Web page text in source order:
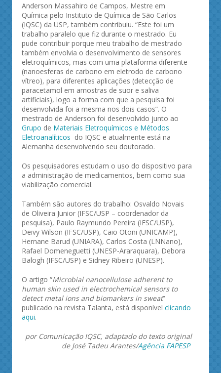
Anderson Massahiro de Campos, Mestre em
Química pelo Instituto de Química de São Carlos
(IQSC) da USP, também contribuiu. “Este foi um
trabalho paralelo que fiz durante o mestrado. Eu
pude contribuir porque meu trabalho de mestrado
também envolvia o desenvolvimento de sensores
eletroquímicos, mas com uma plataforma diferente
(nanoesferas de carbono em eletrodo de carbono
vítreo), para diferentes aplicações (detecção de
paracetamol em amostras de suor e saliva
artificiais), logo a forma com que a pesquisa foi
desenvolvida foi a mesma nos dois casos”. O
mestrado de Anderson foi desenvolvido junto ao
Grupo de Materiais Eletroquímicos e Métodos
Eletroanalíticos do IQSC e atualmente está na
Alemanha desenvolvendo seu doutorado.
Os pesquisadores estudam o uso do dispositivo para
a administração de medicamentos, bem como sua
viabilização comercial.
Também são autores do trabalho: Osvaldo Novais
de Oliveira Junior (IFSC/USP – coordenador da
pesquisa), Paulo Raymundo Pereira (IFSC/USP),
Deivy Wilson (IFSC/USP), Caio Otoni (UNICAMP),
Hernane Barud (UNIARA), Carlos Costa (LNNano),
Rafael Domeneguetti (UNESP-Araraquara), Debora
Balogh (IFSC/USP) e Sidney Ribeiro (UNESP).
O artigo “Microbial nanocellulose adherent to
human skin used in electrochemical sensors to
detect metal ions and biomarkers in sweat”
publicado na revista Talanta, está disponível clicando
aqui.
por Comunicação IQSC, adaptado do texto original
de José Tadeu Arantes/Agência FAPESP